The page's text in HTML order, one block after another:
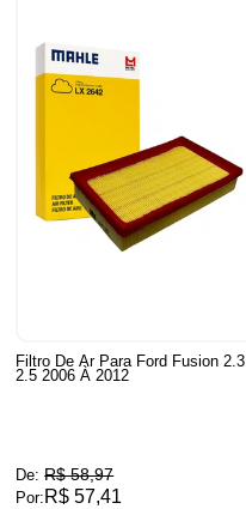
Filtro De Ar Para Ford Fusion 2.3
2.5 2006 À 2012
De: R$ 58,97
Por: R$ 57,41